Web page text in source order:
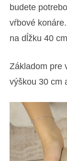
budete
vŕbové
na dĺžku 40
Základom pre
výškou 30 cm